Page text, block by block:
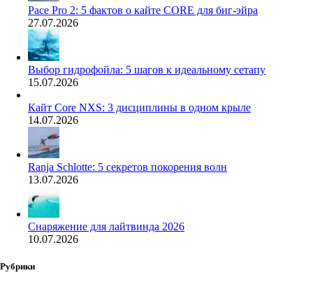
Pace Pro 2: 5 фактов о кайте CORE для биг-эйра
27.07.2026
Выбор гидрофойла: 5 шагов к идеальному сетапу
15.07.2026
Кайт Core NXS: 3 дисциплины в одном крыле
14.07.2026
Ranja Schlotte: 5 секретов покорения волн
13.07.2026
Снаряжение для лайтвинда 2026
10.07.2026
Рубрики